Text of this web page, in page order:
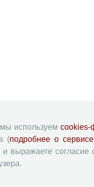
используем
(подробнее о сервисе
выражаете согласие